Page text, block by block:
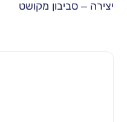
יצירה – סביבון מקושט